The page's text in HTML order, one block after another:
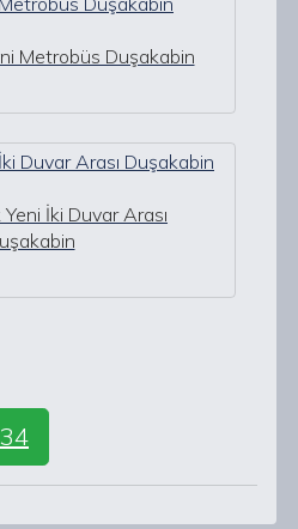
Metrobüs Duşakabin
Yeni İki Duvar Arası